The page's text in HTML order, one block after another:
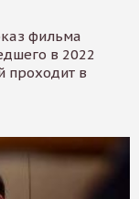
фильма
в 2022
проходит в